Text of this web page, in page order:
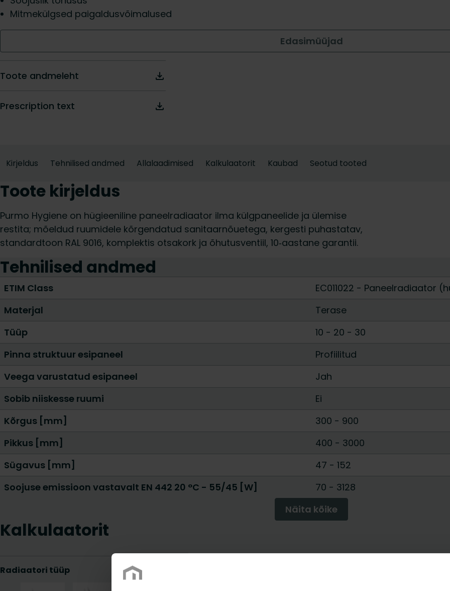
Mitmekülgsed paigaldusvõimalused
Edasimüüjad
Toote andmeleht
Prescription text
Kirjeldus Tehnilised andmed Allalaadimised Kalkulaatorit Kaubad Seotud tooted
Toote kirjeldus
Purmo Hygiene on hügieeniline paneelradiaator ilma külgpaneelide ja ülemise
restita; mõeldud ruumidele kõrgendatud sanitaar­nõuetega, kergesti puhastatav,
standardtoon RAL 9016, komplektis otsakork ja õhutusventiil, 10‑aastane garantii.
Tehnilised andmed
ETIM Class
EC011022 - Paneelradiaator
Materjal
Terase
Tüüp
10 - 20 - 30
Pinna struktuur esipaneel
Profiilitud
Veega varustatud esipaneel
Jah
Sobib niiskesse ruumi
Ei
Kõrgus [mm]
300 - 900
Pikkus [mm]
400 - 3000
Sügavus [mm]
47 - 152
Soojuse emissioon vastavalt EN 442 20 °C - 55/45 [W]
70 - 3128
Näita kõike
Kalkulaatorit